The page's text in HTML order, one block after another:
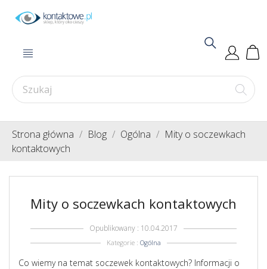
Strona główna Blog Ogólna
Mity o soczewkach
kontaktowych
Mity o soczewkach kontaktowych
Opublikowany : 10.04.2017
Kategorie : Ogólna
Co wiemy na temat soczewek kontaktowych? Informacji o